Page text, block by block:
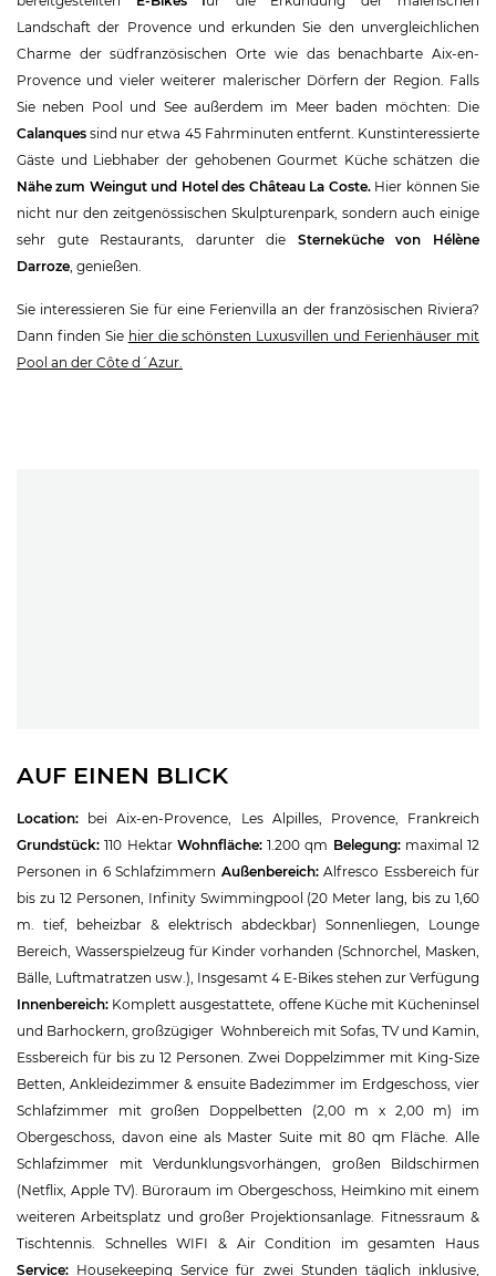
Landschaft der Provence und erkunden Sie den unvergleichlichen
Charme der südfranzösischen Orte wie das benachbarte Aix-en-
Provence und vieler weiterer malerischer Dörfern der Region. Falls
Sie neben Pool und See außerdem im Meer baden möchten: Die
Calanquessind nur etwa 45 Fahrminuten entfernt. Kunstinteressierte
Gäste und Liebhaber der gehobenen Gourmet Küche schätzen die
Nähe zum Weingut und Hotel des Château La Coste.Hier können Sie
nicht nur den zeitgenössischen Skulpturenpark, sondern auch einige
sehr gute Restaurants, darunter die Sterneküche von Hélène
Darroze , genießen.
Sie interessieren Sie für eine Ferienvilla an der französischen Riviera?
Dann finden Sie hier die schönsten Luxusvillen und Ferienhäuser mit
Pool an der Côte d´Azur.
AUF EINEN BLICK
Location: bei Aix-en-Provence, Les Alpilles, Provence, Frankreich
Grundstück:110 Hektar Wohnfläche: 1.200 qm Belegung: maximal 12
Personen in 6 Schlafzimmern Außenbereich:Alfresco Essbereich für
bis zu 12 Personen, Infinity Swimmingpool (20 Meter lang, bis zu 1,60
m. tief, beheizbar & elektrisch abdeckbar) Sonnenliegen, Lounge
Bereich, Wasserspielzeug für Kinder vorhanden (Schnorchel, Masken,
Bälle, Luftmatratzen usw.), Insgesamt 4 E-Bikes stehen zur Verfügung
Innenbereich: Komplett ausgestattete, offene Küche mit Kücheninsel
und Barhockern, großzügiger Wohnbereich mit Sofas, TV und Kamin,
Essbereich für bis zu 12 Personen. Zwei Doppelzimmer mit King-Size
Betten, Ankleidezimmer & ensuite Badezimmer im Erdgeschoss, vier
Schlafzimmer mit großen Doppelbetten (2,00 m x 2,00 m) im
Obergeschoss, davon eine als Master Suite mit 80 qm Fläche. Alle
Schlafzimmer mit Verdunklungsvorhängen, großen Bildschirmen
(Netflix, Apple TV). Büroraum im Obergeschoss, Heimkino mit einem
weiteren Arbeitsplatz und großer Projektionsanlage. Fitnessraum &
Tischtennis. Schnelles WIFI & Air Condition im gesamten Haus
Service: Housekeeping Service für zwei Stunden täglich inklusive,